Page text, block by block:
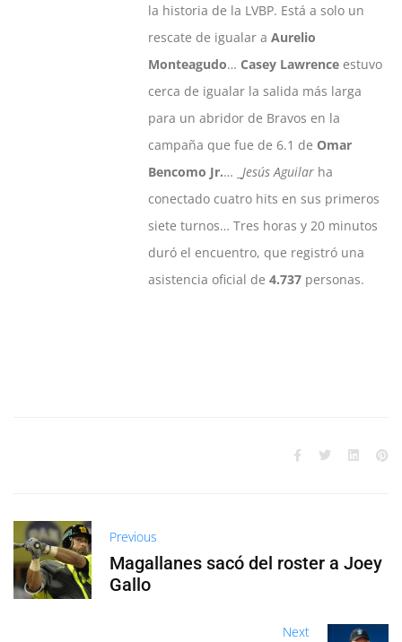
la historia de la LVBP. Está a solo un
rescate de igualar a Aurelio
Monteagudo… Casey Lawrence estuvo
cerca de igualar la salida más larga
para un abridor de Bravos en la
campaña que fue de 6.1 de Omar
Bencomo Jr.… _ Jesús Aguilar ha
conectado cuatro hits en sus primeros
siete turnos… Tres horas y 20 minutos
duró el encuentro, que registró una
asistencia oficial de 4.737 personas.
Previous
Magallanes sacó del roster a Joey
Gallo
Next